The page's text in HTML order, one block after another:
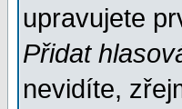
upravujete
Přidat
nevidíte,